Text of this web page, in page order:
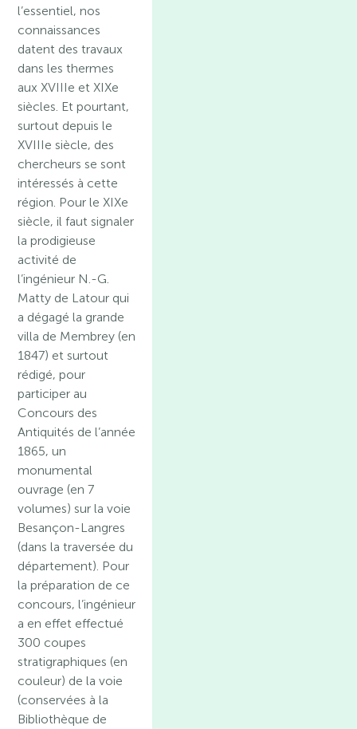
l’essentiel, nos
connaissances
datent des travaux
dans les thermes
aux XVIIIe et XIXe
siècles. Et pourtant,
surtout depuis le
XVIIIe siècle, des
chercheurs se sont
intéressés à cette
région. Pour le XIXe
siècle, il faut signaler
la prodigieuse
activité de
l’ingénieur N.-G.
Matty de Latour qui
a dégagé la grande
villa de Membrey (en
1847) et surtout
rédigé, pour
participer au
Concours des
Antiquités de l’année
1865, un
monumental
ouvrage (en 7
volumes) sur la voie
Besançon-Langres
(dans la traversée du
département). Pour
la préparation de ce
concours, l’ingénieur
a en effet effectué
300 coupes
stratigraphiques (en
couleur) de la voie
(conservées à la
Bibliothèque de